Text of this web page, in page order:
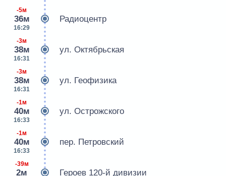
-5м
36м
16:29
Радиоцентр
-3м
38м
16:31
ул. Октябрьская
-3м
38м
16:31
ул. Геофизика
-1м
40м
16:33
ул. Острожского
-1м
40м
16:33
пер. Петровский
-39м
2м Героев 120-й дивизии